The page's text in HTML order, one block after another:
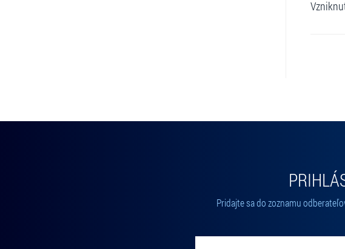
Pridajte sa do zoznamu